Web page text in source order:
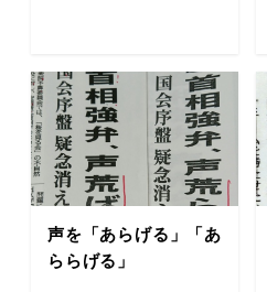
声を「あらげる」「あ
ららげる」